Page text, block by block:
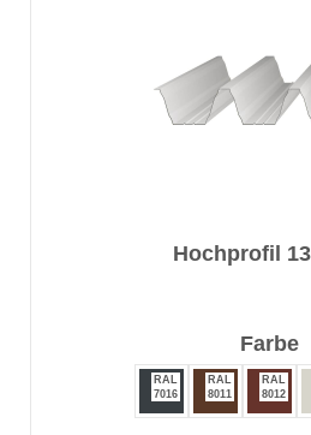
Hochprofil
Farbe
RAL
7016
RAL
8011
RAL
8012